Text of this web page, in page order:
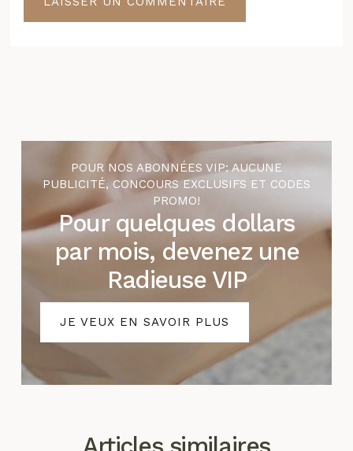
POUR NOS ABONNÉES VIP: AUCUNE
PUBLICITÉ, CONCOURS EXCLUSIFS ET CODES
PROMO!
Pour quelques dollars
par mois, devenez une
Radieuse VIP
JE VEUX EN SAVOIR PLUS